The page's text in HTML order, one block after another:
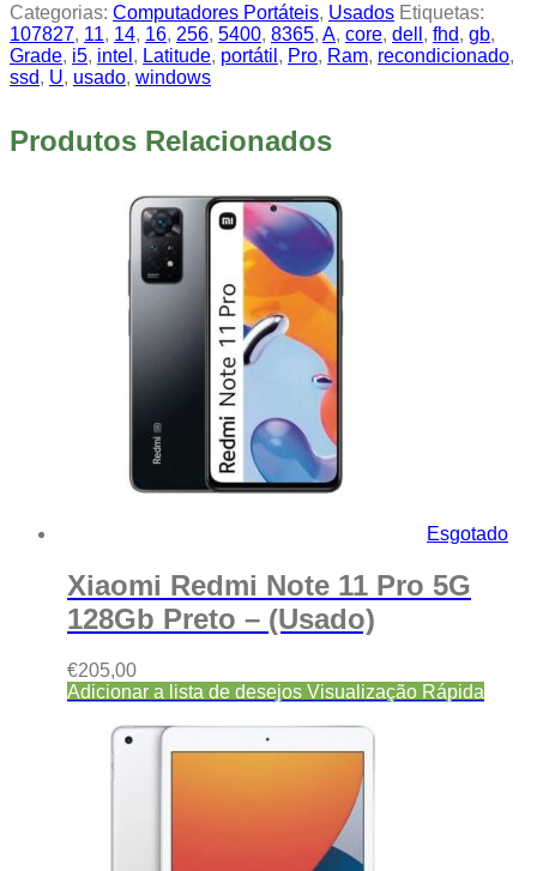
Categorias: Computadores Portáteis, Usados Etiquetas:
107827, 11, 14, 16, 256, 5400, 8365, A, core, dell , fhd, gb,
Grade, i5, intel , Latitude, portátil , Pro, Ram, recondicionado,
ssd, U, usado, windows
Produtos Relacionados
Esgotado
Xiaomi Redmi Note 11 Pro 5G
128Gb Preto – (Usado)
€205,00
Adicionar a lista de desejos Visualização Rápida